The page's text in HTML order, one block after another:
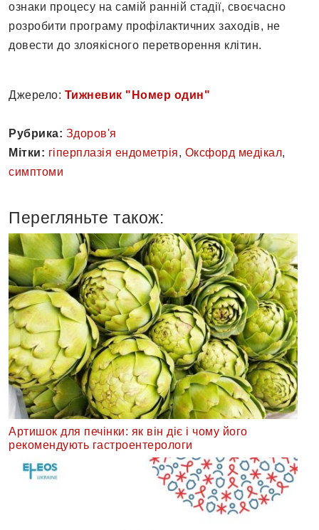
ознаки процесу на самій ранній стадії, своєчасно
розробити програму профілактичних заходів, не
довести до злоякісного перетворення клітин.
Джерело: Тижневик "Номер один"
Рубрика: Здоров'я
Мітки: гіперплазія ендометрія, Оксфорд медікал,
симптоми
Перегляньте також:
Артишок для печінки: як він діє і чому його
рекомендують гастроентерологи